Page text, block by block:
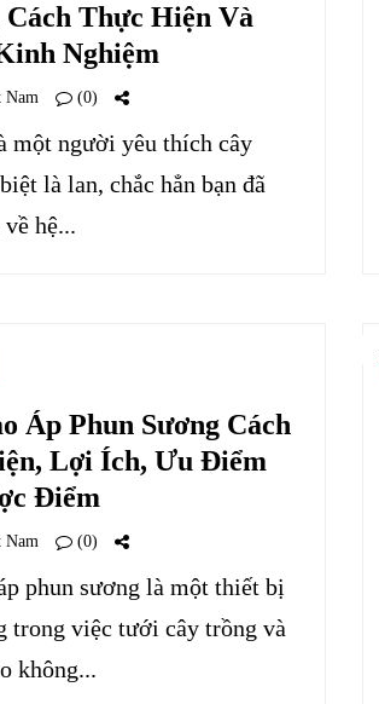
Thực Hiện Và
Nghiệm
Nam (0)
một người yêu thích cây
là lan, chắc hẳn bạn đã
hệ...
Áp Phun Sương Cách
Lợi Ích, Ưu Điểm
Điểm
Nam (0)
phun sương là một thiết bị
trong việc tưới cây trồng và
không...